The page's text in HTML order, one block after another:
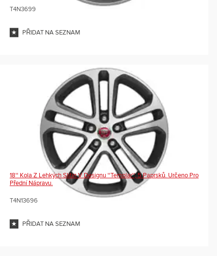
T4N3699
PŘIDAT NA SEZNAM
18'' Kola Z Lehkých Slitin V Designu ''Templar'', 5 Paprsků. Určeno Pro
Přední Nápravu.
T4N13696
PŘIDAT NA SEZNAM